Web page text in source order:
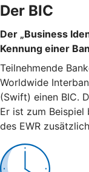
Der BIC
Der „Business
Kennung einer
Teilnehmende
Worldwide
(Swift) einen BIC.
Er ist zum Beispiel
des EWR